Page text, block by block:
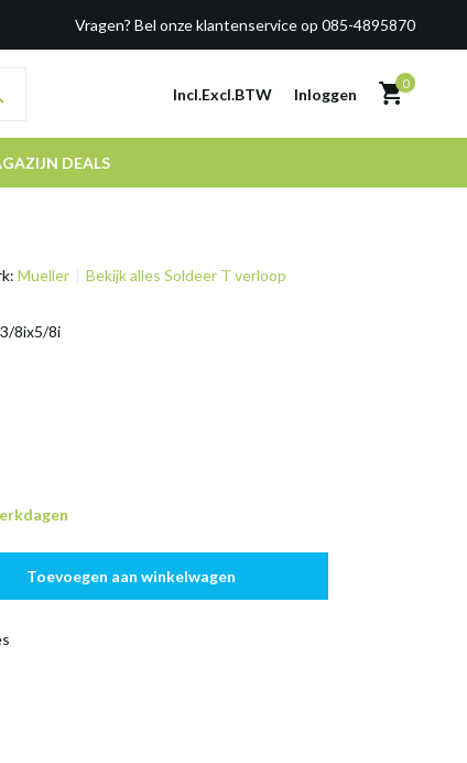
Vragen? Bel onze klantenservice op 085-4895870
Incl.Excl.BTW Inloggen
0
DEALS
Mueller Bekijk alles Soldeer T verloop
8ix5/8i
Toevoegen aan winkelwagen